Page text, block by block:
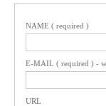
NAME ( required )
E-MAIL ( required ) -
URL